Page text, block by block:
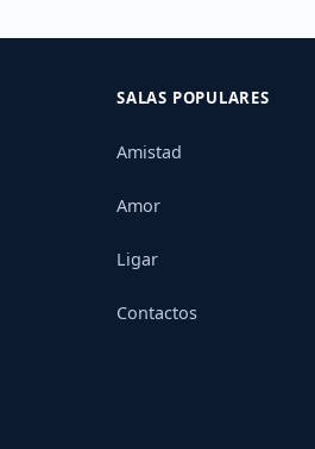
SALAS POPULARES
Amistad
Amor
Ligar
Contactos